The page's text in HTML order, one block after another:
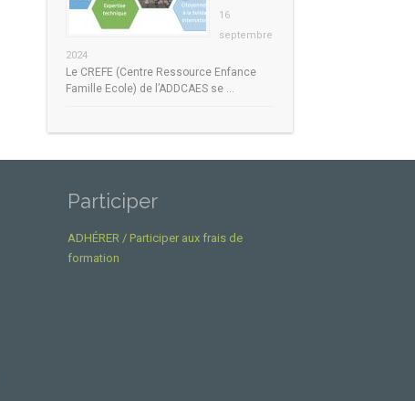
16
septembre
2024
Le CREFE (Centre Ressource Enfance
Famille Ecole) de l’ADDCAES se …
Participer
ADHÉRER / Participer aux frais de
formation